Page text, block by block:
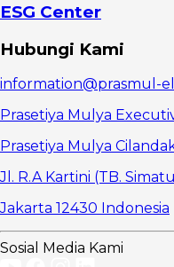
Leadership
Pelatihan C-
Level
Leadership
Apakah
Anda Siap
Menginvestasikan
Waktu Untuk
Leadership
ESG Center
Hubungi Kami
information@prasmul-
Prasetiya Mulya
Prasetiya Mulya
Jl. R.A Kartini (TB.
Jakarta 12430 Indonesia
Sosial Media Kami